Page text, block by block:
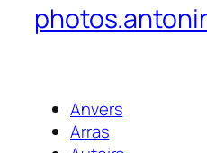
Anvers
Arras